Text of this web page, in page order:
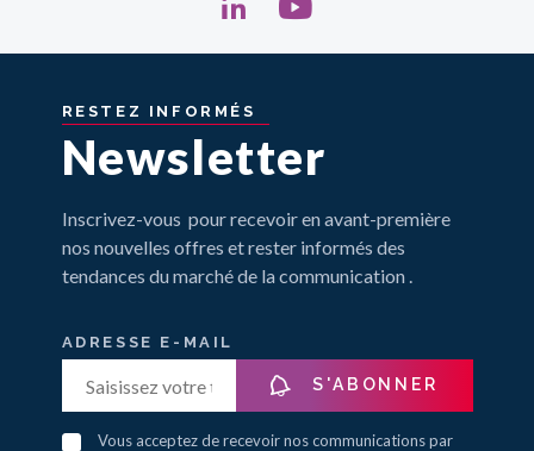
RESTEZ INFORMÉS
Newsletter
Inscrivez-vous pour recevoir en avant-première
nos nouvelles offres et rester informés des
tendances du marché de la communication .
ADRESSE E-MAIL
S'ABONNER
Vous acceptez de recevoir nos communications par